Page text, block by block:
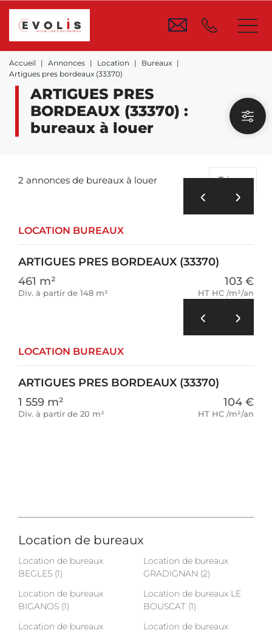
Accueil Annonces Location
Bureaux
Artigues pres bordeaux (33370)
ARTIGUES PRES
BORDEAUX (33370) :
bureaux à louer
2 annonces de bureaux à louer Trier
LOCATION BUREAUX
ARTIGUES PRES BORDEAUX (33370)
461 m²
Div. à partir de 148 m²
103 €
HT HC /m²/an
LOCATION BUREAUX
ARTIGUES PRES BORDEAUX (33370)
1 559 m²
Div. à partir de 20 m²
104 €
HT HC /m²/an
Location de bureaux
Location de bureaux
BEGLES (1)
Location de bureaux
BIGANOS (1)
Location de bureaux
Location de bureaux
GRADIGNAN (2)
Location de bureaux LE
BOUSCAT (1)
Location de bureaux